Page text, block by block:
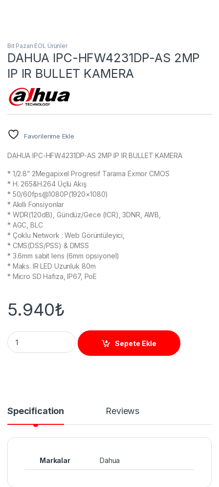
Bit Pazarı EOL Ürünler
DAHUA IPC-HFW4231DP-AS 2MP
IP IR BULLET KAMERA
Favorilerime Ekle
DAHUA IPC-HFW4231DP-AS 2MP IP IR BULLET KAMERA
* 1/2.8” 2Megapixel Progresif Tarama Exmor CMOS
* H. 265&H.264 Üçlü Akış
* 50/60fps@1080P(1920×1080)
* Akıllı Fonsiyonlar
* WDR(120dB), Gündüz/Gece (ICR), 3DNR, AWB,
* AGC, BLC
* Çoklu Network : Web Görüntüleyici,
* CMS(DSS/PSS) & DMSS
* 3.6mm sabit lens (6mm opsiyonel)
* Maks. IR LED Uzunluk 80m
* Micro SD Hafıza, IP67, PoE
5.940₺
DAHUA IPC-HFW4231DP-AS 2MP IP IR BULLET KAMERA
Sepete Ekle
Specification Reviews
Markalar Dahua